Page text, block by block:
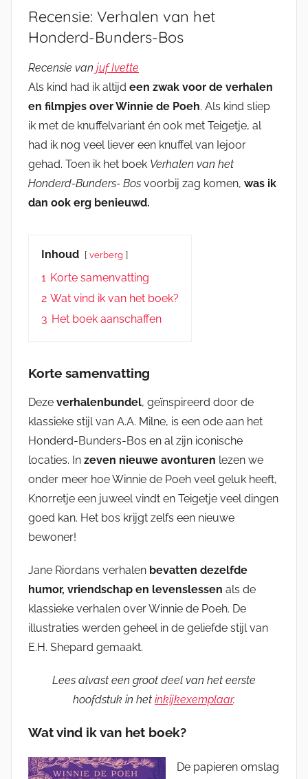
Recensie: Verhalen van het
Honderd-Bunders-Bos
Recensie van juf Ivette
Als kind had ik altijd een zwak voor de verhalen
en filmpjes over Winnie de Poeh. Als kind sliep
ik met de knuffelvariant én ook met Teigetje, al
had ik nog veel liever een knuffel van Iejoor
gehad. Toen ik het boek Verhalen van het
Honderd-Bunders- Bos voorbij zag komen, was ik
dan ook erg benieuwd.
Inhoud verberg
1 Korte samenvatting
2 Wat vind ik van het boek?
3 Het boek aanschaffen
Korte samenvatting
Deze verhalenbundel, geïnspireerd door de
klassieke stijl van A.A. Milne, is een ode aan het
Honderd-Bunders-Bos en al zijn iconische
locaties. In zeven nieuwe avonturen lezen we
onder meer hoe Winnie de Poeh veel geluk heeft,
Knorretje een juweel vindt en Teigetje veel dingen
goed kan. Het bos krijgt zelfs een nieuwe
bewoner!
Jane Riordans verhalen bevatten dezelfde
humor, vriendschap en levenslessen als de
klassieke verhalen over Winnie de Poeh. De
illustraties werden geheel in de geliefde stijl van
E.H. Shepard gemaakt.
Lees alvast een groot deel van het eerste
hoofdstuk in het inkijkexemplaar.
Wat vind ik van het boek?
De papieren omslag